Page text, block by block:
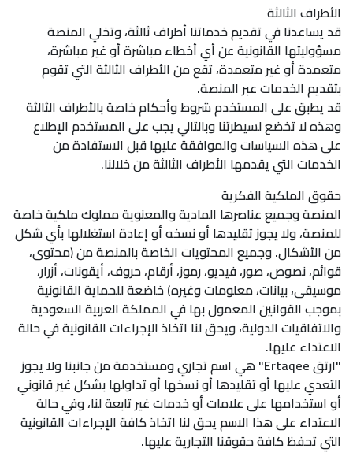
الأطراف الثالثة
قد يساعدنا في تقديم خدماتنا أطراف ثالثة، وتخلي المنصة
مسؤوليتها القانونية عن أي أخطاء مباشرة أو غير مباشرة،
متعمدة أو غير متعمدة، تقع من الأطراف الثالثة التي تقوم
بتقديم الخدمات عبر المنصة.
قد يطبق على المستخدم شروط وأحكام خاصة بالأطراف الثالثة
وهذه لا تخضع لسيطرتنا وبالتالي يجب على المستخدم الإطلاع
على هذه السياسات والموافقة عليها قبل الاستفادة من
الخدمات التي يقدمها الأطراف الثالثة من خلالنا.
حقوق الملكية الفكرية
المنصة وجميع عناصرها المادية والمعنوية مملوك ملكية خاصة
للمنصة، ولا يجوز تقليدها أو نسخه أو إعادة استغلالها بأي شكل
من الأشكال. وجميع المحتويات الخاصة بالمنصة من (محتوى،
قوائم، نصوص، صور، فيديو، رموز، أرقام، حروف، أيقونات، أزرار،
موسيقى، بيانات، معلومات وغيره) خاضعة للحماية القانونية
بموجب القوانين المعمول بها في المملكة العربية السعودية
والاتفاقيات الدولية، ويحق لنا اتخاذ الإجراءات القانونية في حالة
الاعتداء عليها.
"ارتق Ertaqee" هي اسم تجاري ومستخدمة من جانبنا ولا يجوز
التعدي عليها أو تقليدها أو نسخها أو تداولها بشكل غير قانوني
أو استخدامها على علامات أو خدمات غير تابعة لنا، وفي حالة
الاعتداء على هذا الاسم يحق لنا اتخاذ كافة الإجراءات القانونية
التي تحفظ كافة حقوقنا التجارية عليها.